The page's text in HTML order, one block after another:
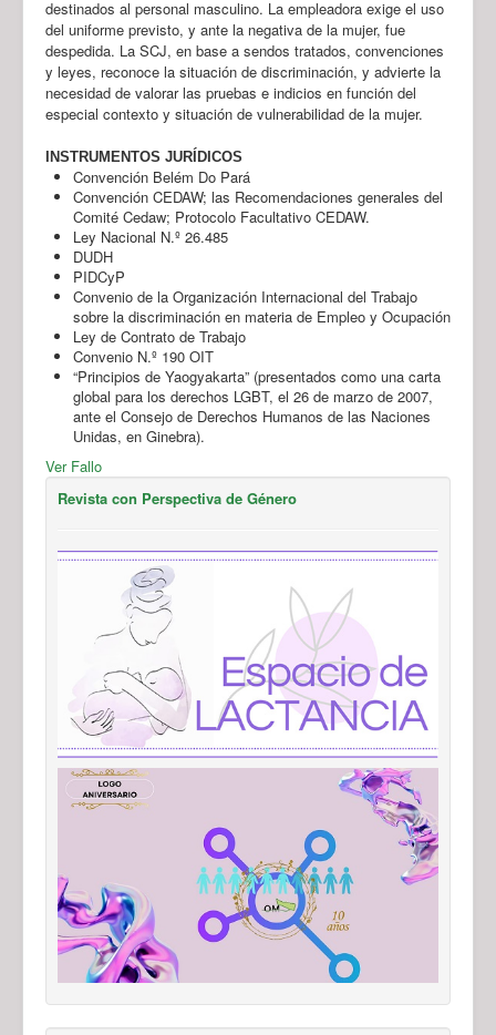
destinados al personal masculino. La empleadora exige el uso
del uniforme previsto, y ante la negativa de la mujer, fue
despedida. La SCJ, en base a sendos tratados, convenciones
y leyes, reconoce la situación de discriminación, y advierte la
necesidad de valorar las pruebas e indicios en función del
especial contexto y situación de vulnerabilidad de la mujer.
INSTRUMENTOS JURÍDICOS
Convención Belém Do Pará
Convención CEDAW; las Recomendaciones generales del
Comité Cedaw; Protocolo Facultativo CEDAW.
Ley Nacional N.º 26.485
DUDH
PIDCyP
Convenio de la Organización Internacional del Trabajo
sobre la discriminación en materia de Empleo y Ocupación
Ley de Contrato de Trabajo
Convenio N.º 190 OIT
“Principios de Yaogyakarta” (presentados como una carta
global para los derechos LGBT, el 26 de marzo de 2007,
ante el Consejo de Derechos Humanos de las Naciones
Unidas, en Ginebra).
Ver Fallo
Revista con Perspectiva de Género